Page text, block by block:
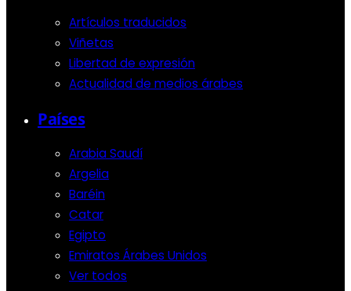
Artículos traducidos
Viñetas
Libertad de expresión
Actualidad de medios árabes
Países
Arabia Saudí
Argelia
Baréin
Catar
Egipto
Emiratos Árabes Unidos
Ver todos